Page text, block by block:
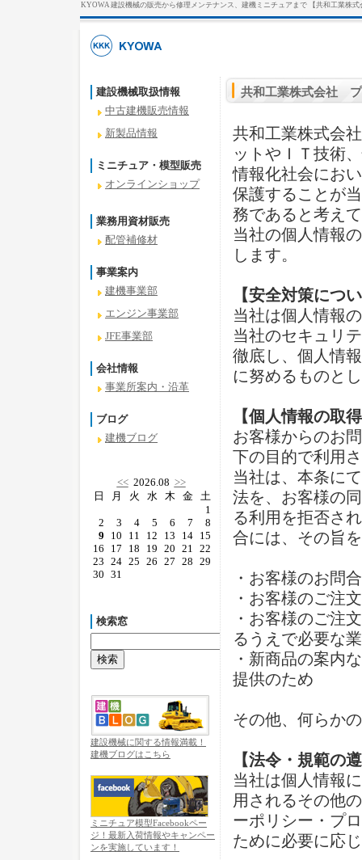
KYOWA 建設機械の販売から修理メンテナンス、建機ミニチュアまで 【共和工業株式
建設機械取扱情報
中古建機販売情報
新製品情報
ミニチュア・模型販売
オンラインショップ
業務用資材販売
配管補修材
事業案内
建機事業部
エンジン事業部
JFE事業部
会社情報
事業所案内・沿革
ブログ
建機ブログ
<<2026.08 >>
日
2
9
16
23
30
月
3
10
17
24
31
火
4
11
18
25
水
5
12
19
26
木
6
13
20
27
金
7
14
21
28
土
1
8
15
22
29
検索窓
建設機械に関する情報満載！
建機ブログはこちら
ミニチュア模型Facebookペー
ジ！最新入荷情報やキャンペー
ンを実施しています！
共和工業株式会社
共和工業株式会
ットやＩＴ技術
情報化社会にお
保護することが
務であると考え
当社の個人情報
します。
【安全対策につ
当社は個人情報
当社のセキュリ
徹底し、個人情
に努めるものと
【個人情報の取
お客様からのお
下の目的で利用
当社は、本条に
法を、お客様の
る利用を拒否さ
合には、その旨
・お客様のお問
・お客様のご注
・お客様のご注
るうえで必要な
・新商品の案内
提供のため
その他、何らか
【法令・規範の
当社は個人情報
用されるその他
ーポリシー・プ
ために必要に応